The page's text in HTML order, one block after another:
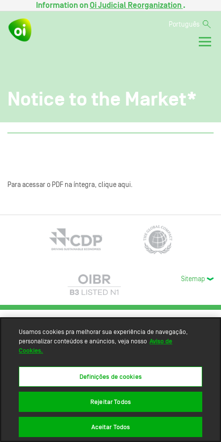
Information onOi Judicial Reorganization .
Português
Notice to the Market*
Para acessar o PDF na íntegra, clique aqui.
Sitemap
Usamos cookies pra melhorar sua experiência de navegação,
personalizar conteúdos e anúncios, veja nosso Aviso de
Cookies.
Definições de cookies
Rejeitar Todos
Aceitar Todos